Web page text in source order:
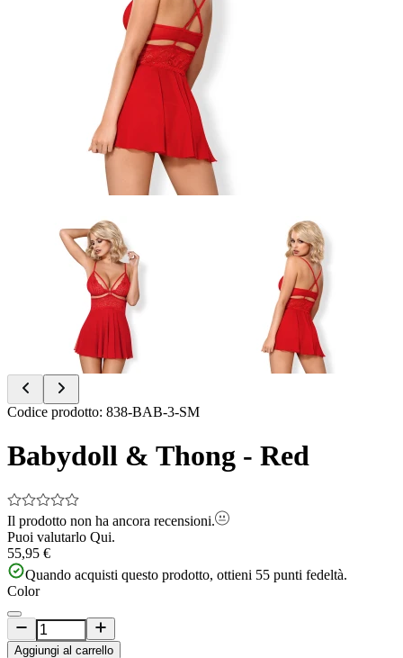
Item
of
Codice prodotto: 838-BAB-3-SM
Babydoll & Thong - Red
Il prodotto non ha ancora recensioni.
Puoi valutarlo Qui.
55,95 €
Quando acquisti questo prodotto, ottieni 55 punti fedeltà.
Color
Aggiungi al carrello